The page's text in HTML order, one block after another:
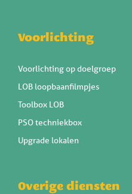
Voorlichting
Voorlichting op doelgroep
LOB loopbaanfilmpjes
Toolbox LOB
PSO techniekbox
Upgrade lokalen
Overige diensten